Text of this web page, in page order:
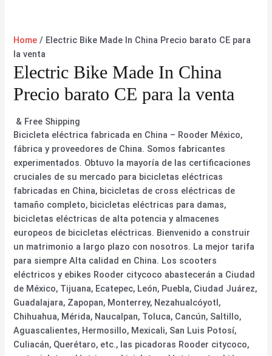
Home / Electric Bike Made In China Precio barato CE para
la venta
Electric Bike Made In China
Precio barato CE para la venta
& Free Shipping
Bicicleta eléctrica fabricada en China – Rooder México,
fábrica y proveedores de China. Somos fabricantes
experimentados. Obtuvo la mayoría de las certificaciones
cruciales de su mercado para bicicletas eléctricas
fabricadas en China, bicicletas de cross eléctricas de
tamaño completo, bicicletas eléctricas para damas,
bicicletas eléctricas de alta potencia y almacenes
europeos de bicicletas eléctricas. Bienvenido a construir
un matrimonio a largo plazo con nosotros. La mejor tarifa
para siempre Alta calidad en China. Los scooters
eléctricos y ebikes Rooder citycoco abastecerán a Ciudad
de México, Tijuana, Ecatepec, León, Puebla, Ciudad Juárez,
Guadalajara, Zapopan, Monterrey, Nezahualcóyotl,
Chihuahua, Mérida, Naucalpan, Toluca, Cancún, Saltillo,
Aguascalientes, Hermosillo, Mexicali, San Luis Potosí,
Culiacán, Querétaro, etc., las picadoras Rooder citycoco,